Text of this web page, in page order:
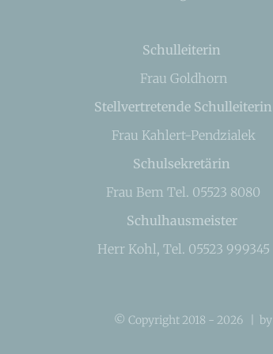
Schulleiterin
Frau Goldhorn
Stellvertretende Schulleiterin
Frau Kahlert-Pendzialek
Schulsekretärin
Frau Bem Tel. 05523 8080
Schulhausmeister
Herr Kohl, Tel. 05523 999345
© Copyright 2018 - 2026 | by